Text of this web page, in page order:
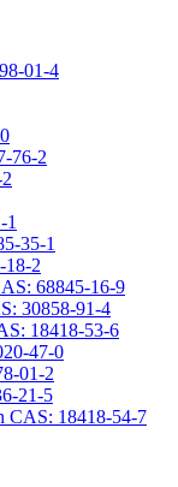
01-4
76-2
1
35-1
18-2
68845-16-9
30858-91-4
18418-53-6
47-0
01-2
21-5
CAS: 18418-54-7